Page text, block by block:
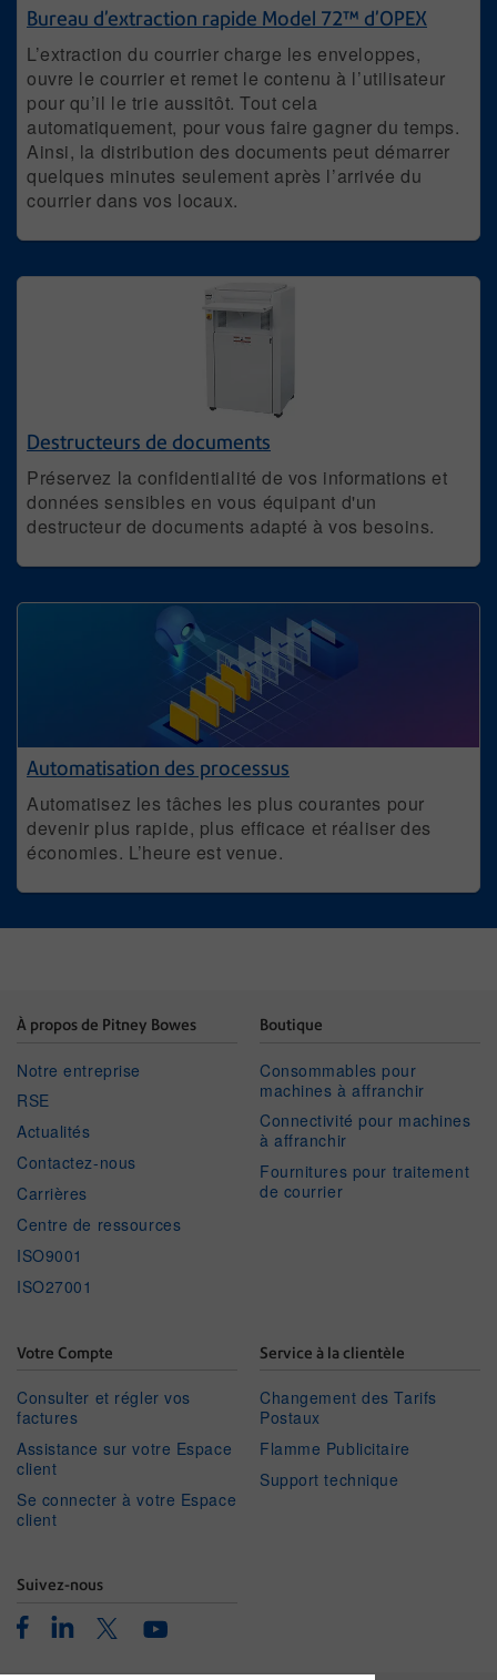
Bureau d’extraction rapide Model 72™ d’OPEX
L’extraction du courrier charge les enveloppes,
ouvre le courrier et remet le contenu à l’utilisateur
pour qu’il le trie aussitôt. Tout cela
automatiquement, pour vous faire gagner du temps.
Ainsi, la distribution des documents peut démarrer
quelques minutes seulement après l’arrivée du
courrier dans vos locaux.
Destructeurs de documents
Préservez la confidentialité de vos informations et
données sensibles en vous équipant d'un
destructeur de documents adapté à vos besoins.
Automatisation des processus
Automatisez les tâches les plus courantes pour
devenir plus rapide, plus efficace et réaliser des
économies. L’heure est venue.
À propos de Pitney Bowes
Notre entreprise
RSE
Actualités
Contactez-nous
Carrières
Centre de ressources
ISO9001
ISO27001
Boutique
Consommables pour
machines à affranchir
Connectivité pour machines
à affranchir
Fournitures pour traitement
de courrier
Votre Compte
Consulter et régler vos
factures
Assistance sur votre Espace
client
Se connecter à votre Espace
client
Service à la clientèle
Changement des Tarifs
Postaux
Flamme Publicitaire
Support technique
Suivez-nous
FacebookLinkedinTwitterYoutube